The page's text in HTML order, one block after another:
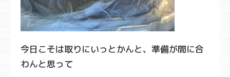
今日こそは取りにいっとかんと、準備が間に合
わんと思って